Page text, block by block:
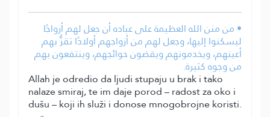
• من منن الله العظيمة على عباده أن جعل لهم أزواجًا
ليسكنوا إليها، وجعل لهم من أزواجهم أولادًا تقرُّ بهم
أعينهم، ويخدمونهم ويقضون حوائجهم، وينتفعون بهم
من وجوه كثيرة.
Allah je odredio da ljudi stupaju u brak i tako
nalaze smiraj, te im daje porod – radost za oko i
dušu – koji ih služi i donose mnogobrojne koristi.